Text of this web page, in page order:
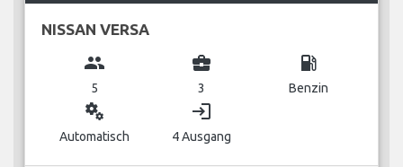
NISSAN VERSA
group
5
business_center
3
local_gas_station
Benzin
miscellaneous_services
Automatisch
login
4 Ausgang